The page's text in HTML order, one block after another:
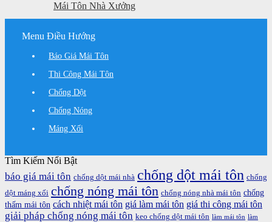
Mái Tôn Nhà Xưởng
Menu Điều Hướng
Báo Giá Mái Tôn
Thi Công Mái Tôn
Chống Dột
Chống Nóng
Máng Xối
Tìm Kiếm Nổi Bật
báo giá mái tôn chống dột mái nhà chống dột mái tôn chống
dột máng xối chống nóng mái tôn chống nóng nhà mái tôn chống
thấm mái tôn cách nhiệt mái tôn giá làm mái tôn giá thi công mái tôn
giải pháp chống nóng mái tôn keo chống dột mái tôn làm mái tôn làm